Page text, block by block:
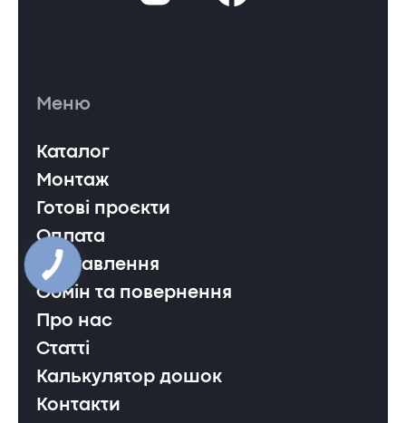
Меню
Каталог
Монтаж
Готові проєкти
Оплата
Доставлення
Обмін та повернення
Про нас
Статті
Калькулятор дошок
Контакти